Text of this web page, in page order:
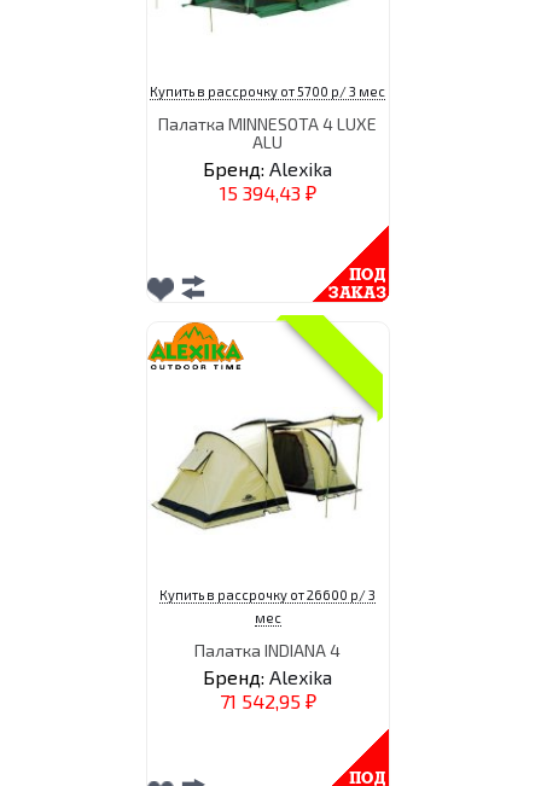
Купить в рассрочку от 5700 р/ 3 мес
Палатка MINNESOTA 4 LUXE
ALU
Бренд: Alexika
15 394,43 ₽
Купить в рассрочку от 26600 р/ 3
мес
Палатка INDIANA 4
Бренд: Alexika
71 542,95 ₽